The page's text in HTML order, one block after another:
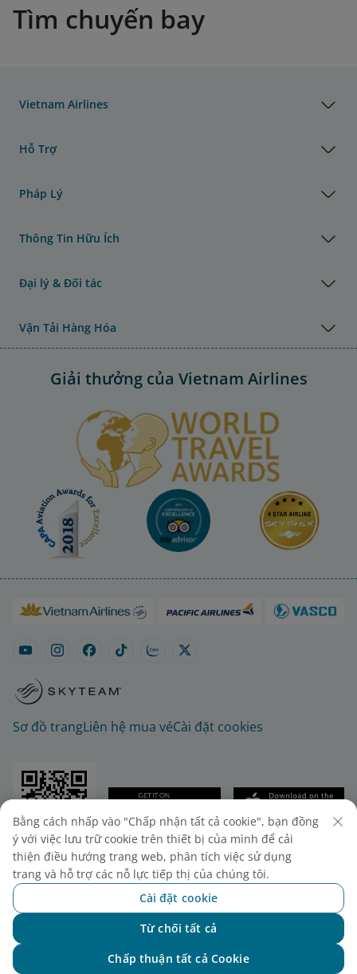
Tìm chuyến bay
Vietnam Airlines
Hỗ Trợ
Pháp Lý
Thông Tin Hữu Ích
Đại lý & Đối tác
Vận Tải Hàng Hóa
Giải thưởng của Vietnam Airlines
Sơ đồ trangLiên hệ mua véCài đặt cookies
© 2025 Vietnam Airlines JSC
Tổng công ty Hàng không Việt Nam - CTCP. Số 200
Nguyễn Sơn, Phường Bồ Đề, Hà Nội.
Điện thoại: (+84-24) 38272289. Fax: (+84-24)
Giấy chứng nhận đăng ký doanh nghiệp, mã số
doanh nghiệp 0100107518, đăng ký lần đầu ngày
Bằng cách nhấp vào "Chấp nhận tất cả cookie", bạn đồng
ý với việc lưu trữ cookie trên thiết bị của mình để cải
thiện điều hướng trang web, phân tích việc sử dụng
trang và hỗ trợ các nỗ lực tiếp thị của chúng tôi.
Cài đặt cookie
Từ chối tất cả
Chấp thuận tất cả Cookie